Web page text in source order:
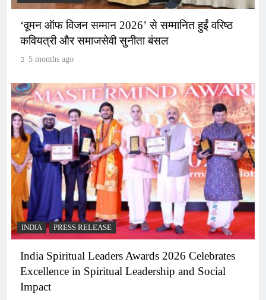
‘वूमन ऑफ विजन सम्मान 2026’ से सम्मानित हुईं वरिष्ठ
कवियत्री और समाजसेवी सुनीता बंसल
5 months ago
INDIA PRESS RELEASE
India Spiritual Leaders Awards 2026 Celebrates
Excellence in Spiritual Leadership and Social
Impact